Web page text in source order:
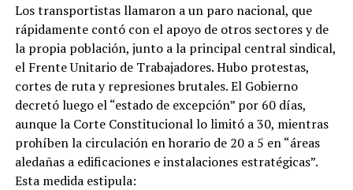
Los transportistas llamaron a un paro nacional, que
rápidamente contó con el apoyo de otros sectores y de
la propia población, junto a la principal central sindical,
el Frente Unitario de Trabajadores. Hubo protestas,
cortes de ruta y represiones brutales. El Gobierno
decretó luego el “estado de excepción” por 60 días,
aunque la Corte Constitucional lo limitó a 30, mientras
prohíben la circulación en horario de 20 a 5 en “áreas
aledañas a edificaciones e instalaciones estratégicas”.
Esta medida estipula: